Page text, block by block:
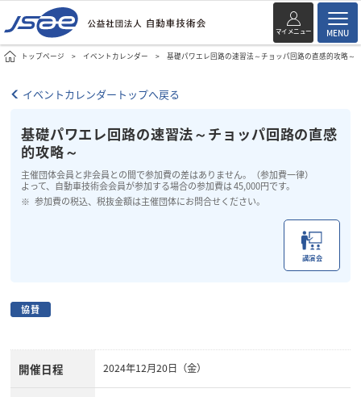
マイメニュー MENU
トップページ イベントカレンダー 基礎パワエレ回路の速習法～チョッパ回路の直感的攻略～
イベントカレンダートップへ戻る
基礎パワエレ回路の速習法～チョッパ回路の直感
的攻略～
主催団体会員と非会員との間で参加費の差はありません。（参加費一律）
よって、自動車技術会会員が参加する場合の参加費は 45,000円です。
参加費の税込、税抜金額は主催団体にお問合せください。
講演会
協賛
開催日程 2024年12月20日（金）